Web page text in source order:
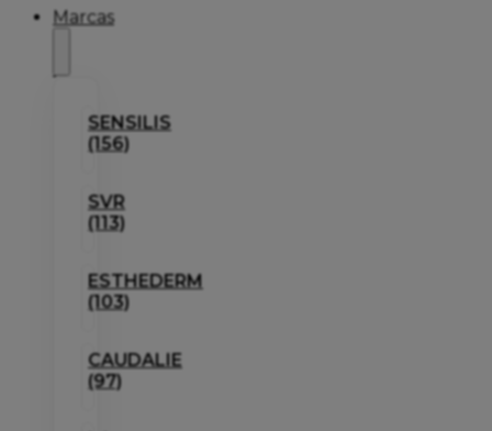
Marcas
SENSILIS
(156)
SVR
(113)
ESTHEDERM
(103)
CAUDALIE
(97)